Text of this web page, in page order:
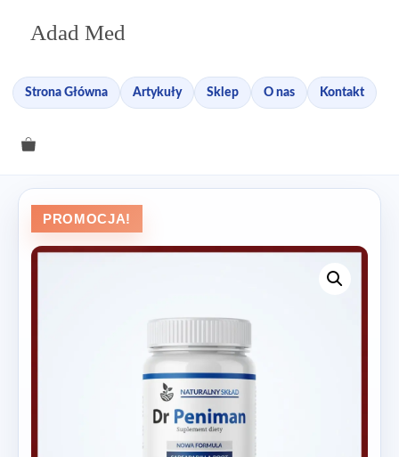
Adad Med
Strona Główna Artykuły Sklep O nas Kontakt
PROMOCJA!